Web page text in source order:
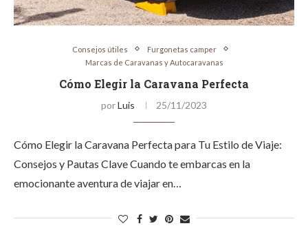
Consejos útiles
Furgonetas camper
Marcas de Caravanas y Autocaravanas
Cómo Elegir la Caravana Perfecta
porLuis 25/11/2023
Cómo Elegir la Caravana Perfecta para Tu Estilo de Viaje:
Consejos y Pautas Clave Cuando te embarcas en la
emocionante aventura de viajar en…